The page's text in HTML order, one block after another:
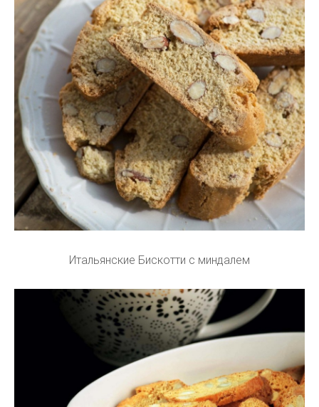
Итальянские Бискотти с миндалем